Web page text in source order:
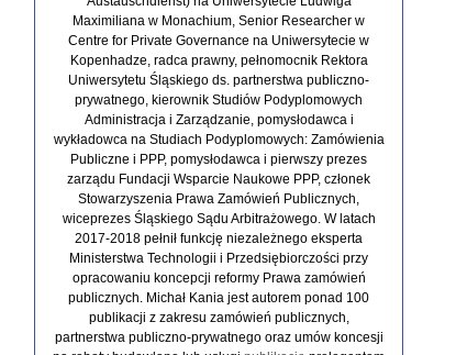
Maximiliana w Monachium, Senior Researcher w
Centre for Private Governance na Uniwersytecie w
Kopenhadze, radca prawny, pełnomocnik Rektora
Uniwersytetu Śląskiego ds. partnerstwa publiczno-
prywatnego, kierownik Studiów Podyplomowych
Administracja i Zarządzanie, pomysłodawca i
wykładowca na Studiach Podyplomowych: Zamówienia
Publiczne i PPP, pomysłodawca i pierwszy prezes
zarządu Fundacji Wsparcie Naukowe PPP, członek
Stowarzyszenia Prawa Zamówień Publicznych,
wiceprezes Śląskiego Sądu Arbitrażowego. W latach
2017-2018 pełnił funkcję niezależnego eksperta
Ministerstwa Technologii i Przedsiębiorczości przy
opracowaniu koncepcji reformy Prawa zamówień
publicznych. Michał Kania jest autorem ponad 100
publikacji z zakresu zamówień publicznych,
partnerstwa publiczno-prywatnego oraz umów koncesji